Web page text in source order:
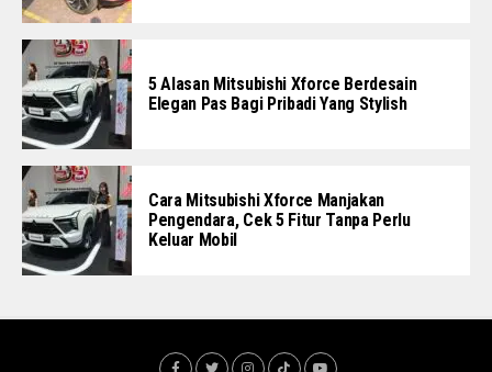
5 Alasan Mitsubishi Xforce Berdesain
Elegan Pas Bagi Pribadi Yang Stylish
Cara Mitsubishi Xforce Manjakan
Pengendara, Cek 5 Fitur Tanpa Perlu
Keluar Mobil